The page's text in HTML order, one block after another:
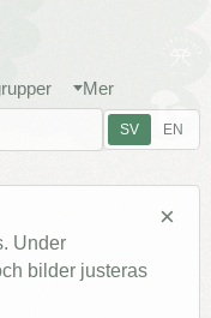
Mer
SV EN
Under
bilder justeras
×